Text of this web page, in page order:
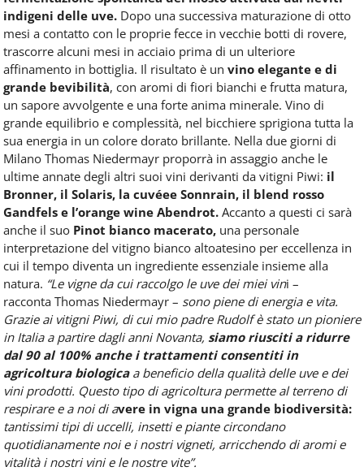
indigeni delle uve. Dopo una successiva maturazione di otto
mesi a contatto con le proprie fecce in vecchie botti di rovere,
trascorre alcuni mesi in acciaio prima di un ulteriore
affinamento in bottiglia. Il risultato è un vino elegante e di
grande bevibilità, con aromi di fiori bianchi e frutta matura,
un sapore avvolgente e una forte anima minerale. Vino di
grande equilibrio e complessità, nel bicchiere sprigiona tutta la
sua energia in un colore dorato brillante. Nella due giorni di
Milano Thomas Niedermayr proporrà in assaggio anche le
ultime annate degli altri suoi vini derivanti da vitigni Piwi: il
Bronner, il Solaris, la cuvéee Sonnrain, il blend rosso
Gandfels e l’orange wine Abendrot. Accanto a questi ci sarà
anche il suo Pinot bianco macerato, una personale
interpretazione del vitigno bianco altoatesino per eccellenza in
cui il tempo diventa un ingrediente essenziale insieme alla
natura. “Le vigne da cui raccolgo le uve dei miei vini –
racconta Thomas Niedermayr – sono piene di energia e vita.
Grazie ai vitigni Piwi, di cui mio padre Rudolf è stato un pioniere
in Italia a partire dagli anni Novanta, siamo riusciti a ridurre
dal 90 al 100% anche i trattamenti consentiti in
agricoltura biologicaa beneficio della qualità delle uve e dei
vini prodotti. Questo tipo di agricoltura permette al terreno di
respirare e a noi di avere in vigna una grande biodiversità:
tantissimi tipi di uccelli, insetti e piante circondano
quotidianamente noi e i nostri vigneti, arricchendo di aromi e
vitalità i nostri vini e le nostre vite”.